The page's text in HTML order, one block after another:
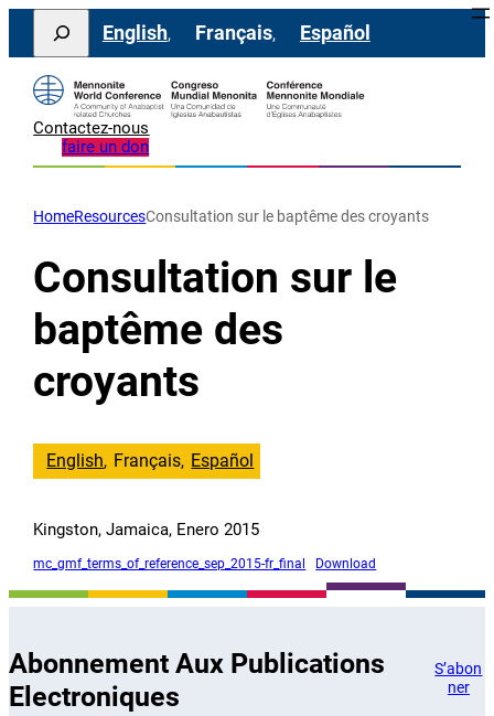
Aller
contenu
Search
English Français Español
Contactez-nous
faire un don
HomeResourcesConsultation sur le baptême des croyants
Consultation sur le
baptême des
croyants
English Français Español
Kingston, Jamaica, Enero 2015
mc_gmf_terms_of_reference_sep_2015-fr_final Download
Abonnement Aux Publications
Electroniques
S’abon
ner